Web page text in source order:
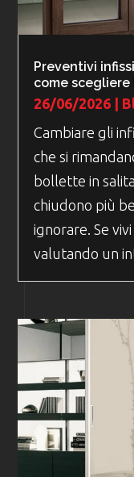
Preventivi
come
26/06/2026 |
Cambiare gli
che si
bollette in
chiudono più
ignorare. Se
valutando un